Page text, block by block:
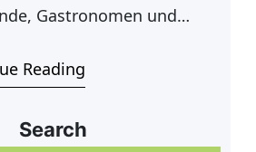
Gastronomen und
möchten sie ein
einholen, ob die
Reading
Search